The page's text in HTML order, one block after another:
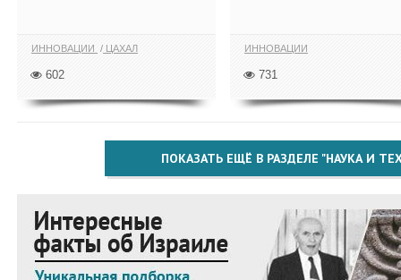
ИННОВАЦИИ ЦАХАЛ
602
ИННОВАЦИИ
731
ПОКАЗАТЬ ЕЩЁ В РАЗДЕЛЕ "НАУКА И